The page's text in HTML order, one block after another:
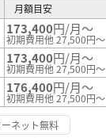
月額目安
173,400円/月～
初期費用他 27,500円～
173,400円/月～
初期費用他 27,500円～
176,400円/月～
初期費用他 27,500円～
ネット無料